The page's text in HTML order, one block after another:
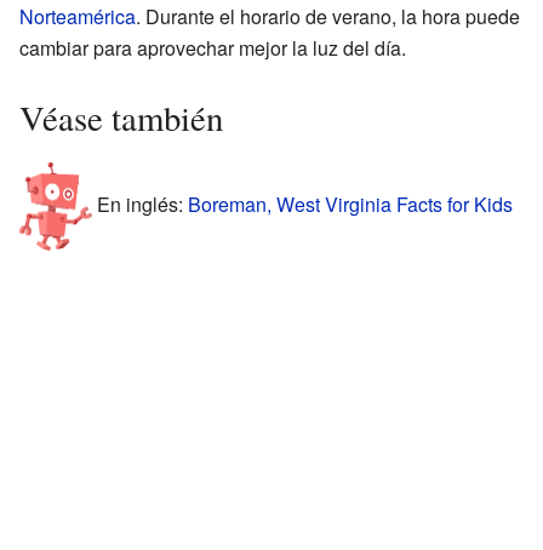
Norteamérica. Durante el horario de verano, la hora puede
cambiar para aprovechar mejor la luz del día.
Véase también
En inglés: Boreman, West Virginia Facts for Kids